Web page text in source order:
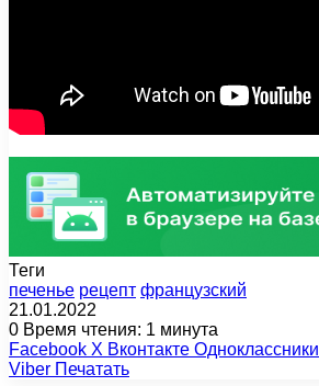
Теги
печенье рецепт французский
21.01.2022
0 Время чтения: 1 минута
Facebook X Вконтакте Одноклассники
Viber Печатать